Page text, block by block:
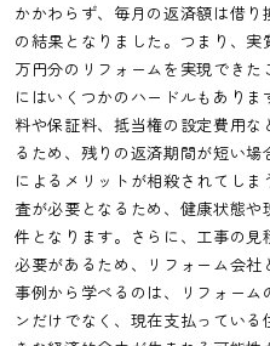
かかわらず、毎月の返済額は借
の結果となりました。つまり、
万円分のリフォームを実現でき
にはいくつかのハードルもあり
料や保証料、抵当権の設定費用
るため、残りの返済期間が短い
によるメリットが相殺されてし
査が必要となるため、健康状態
件となります。さらに、工事の
必要があるため、リフォーム会
事例から学べるのは、リフォー
ンだけでなく、現在支払ってい